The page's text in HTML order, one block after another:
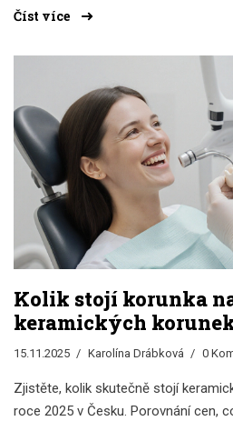
Číst více
Kolik stojí korunka
keramických
15.11.2025 Karolína Drábková 0
Zjistěte, kolik skutečně stojí
roce 2025 v Česku. Porovnání cen,